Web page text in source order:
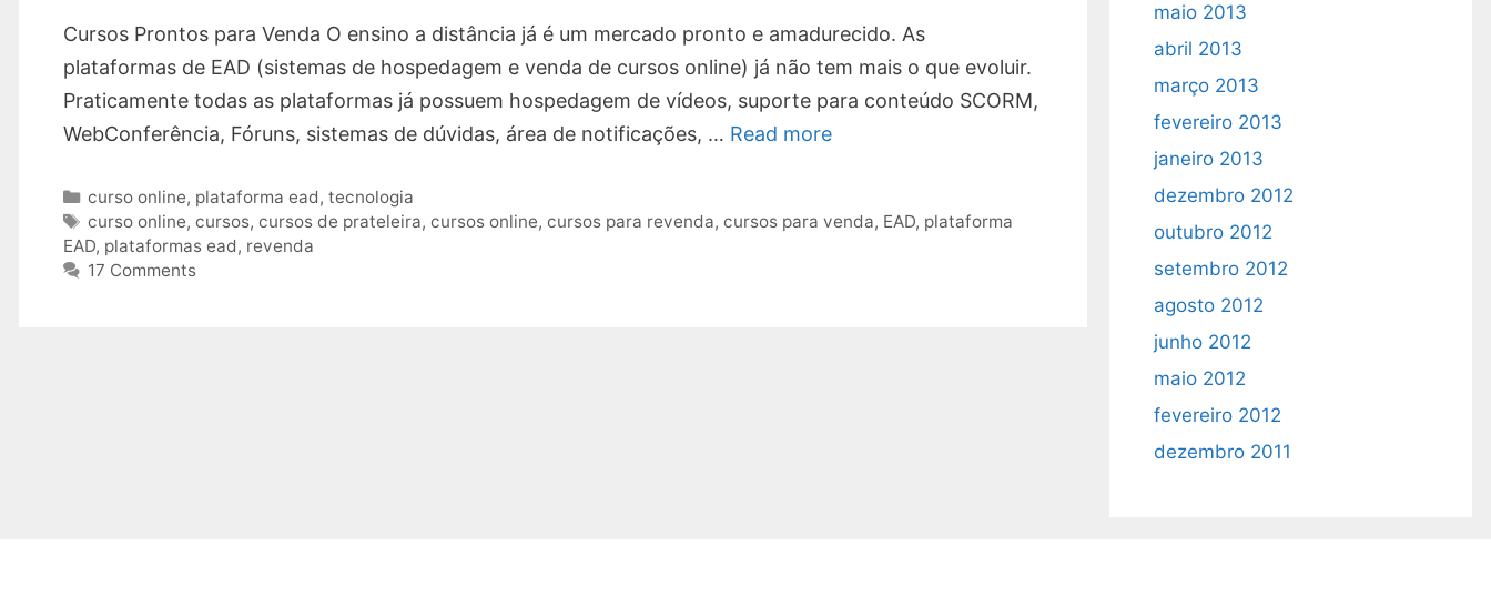
Cursos Prontos para Venda O ensino a distância já é um mercado pronto e amadurecido. As
plataformas de EAD (sistemas de hospedagem e venda de cursos online) já não tem mais o que evoluir.
Praticamente todas as plataformas já possuem hospedagem de vídeos, suporte para conteúdo SCORM,
WebConferência, Fóruns, sistemas de dúvidas, área de notificações, … Read more
Categories
curso online, plataforma ead,tecnologia
Tags
curso online,cursos,cursos de prateleira,cursos online,cursos para revenda,cursos para venda, EAD, plataforma
EAD, plataformas ead, revenda
17 Comments
maio 2013
abril 2013
março 2013
fevereiro 2013
janeiro 2013
dezembro 2012
outubro 2012
setembro 2012
agosto 2012
junho 2012
maio 2012
fevereiro 2012
dezembro 2011